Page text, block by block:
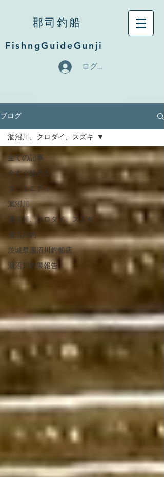
郡司釣船
FishngGuideGunji
ログイン
ブログ
全ての記事
今すぐ始める
コミュニティ
涸沼川
涸沼川、クロダイ、スズキ
涸沼川釣
茨城県涸沼川釣船店
涸沼川釣果報告
涸沼川、クロダイ、スズキ